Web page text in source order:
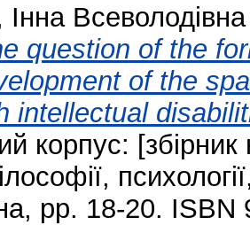
Всеволодівна
question of the
of the
intellectual
корпус:
pp. 18-20.